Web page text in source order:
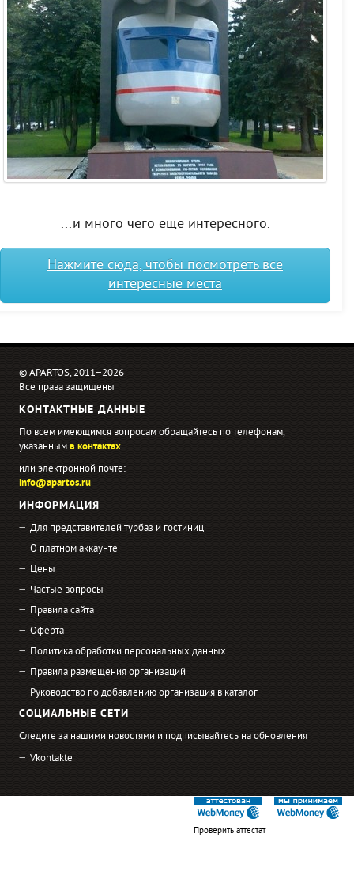
...и много чего еще интересного.
Нажмите сюда, чтобы посмотреть все
интересные места
© APARTOS, 2011−2026
Все права защищены
КОНТАКТНЫЕ ДАННЫЕ
По всем имеющимся вопросам обращайтесь по телефонам,
указаннымв контактах
или электронной почте:
info@apartos.ru
ИНФОРМАЦИЯ
Для представителей турбаз и гостиниц
О платном аккаунте
Цены
Частые вопросы
Правила сайта
Оферта
Политика обработки персональных данных
Правила размещения организаций
Руководство по добавлению организация в каталог
СОЦИАЛЬНЫЕ СЕТИ
Следите за нашими новостями и подписывайтесь на обновления
Vkontakte
Проверить аттестат